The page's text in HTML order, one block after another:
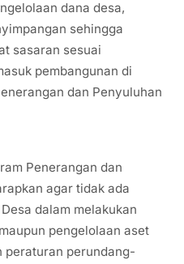
dana desa,
sehingga
sasaran sesuai
pembangunan di
dan Penyuluhan
Penerangan dan
agar tidak ada
dalam melakukan
pengelolaan aset
peraturan perundang-